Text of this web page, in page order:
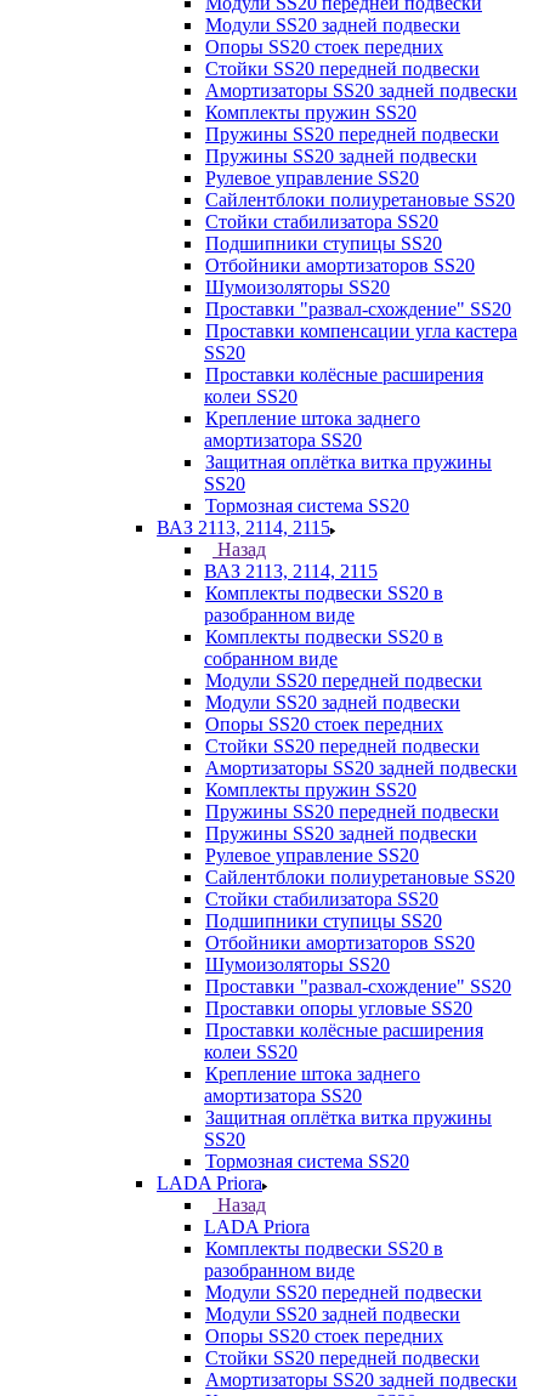
Модули SS20 задней подвески
Опоры SS20 стоек передних
Стойки SS20 передней подвески
Амортизаторы SS20 задней подвески
Комплекты пружин SS20
Пружины SS20 передней подвески
Пружины SS20 задней подвески
Рулевое управление SS20
Сайлентблоки полиуретановые SS20
Стойки стабилизатора SS20
Подшипники ступицы SS20
Отбойники амортизаторов SS20
Шумоизоляторы SS20
Проставки "развал-схождение" SS20
Проставки компенсации угла кастера
SS20
Проставки колёсные расширения
колеи SS20
Крепление штока заднего
амортизатора SS20
Защитная оплётка витка пружины
SS20
Тормозная система SS20
ВАЗ 2113, 2114, 2115
Назад
ВАЗ 2113, 2114, 2115
Комплекты подвески SS20 в
разобранном виде
Комплекты подвески SS20 в
собранном виде
Модули SS20 передней подвески
Модули SS20 задней подвески
Опоры SS20 стоек передних
Стойки SS20 передней подвески
Амортизаторы SS20 задней подвески
Комплекты пружин SS20
Пружины SS20 передней подвески
Пружины SS20 задней подвески
Рулевое управление SS20
Сайлентблоки полиуретановые SS20
Стойки стабилизатора SS20
Подшипники ступицы SS20
Отбойники амортизаторов SS20
Шумоизоляторы SS20
Проставки "развал-схождение" SS20
Проставки опоры угловые SS20
Проставки колёсные расширения
колеи SS20
Крепление штока заднего
амортизатора SS20
Защитная оплётка витка пружины
SS20
Тормозная система SS20
LADA Priora
Назад
LADA Priora
Комплекты подвески SS20 в
разобранном виде
Модули SS20 передней подвески
Модули SS20 задней подвески
Опоры SS20 стоек передних
Стойки SS20 передней подвески
Амортизаторы SS20 задней подвески